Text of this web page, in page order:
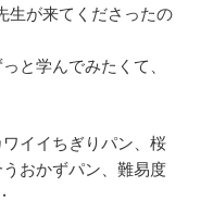
生が来てくださったの
と学んでみたくて、
イイちぎりパン、桜
おかずパン、難易度